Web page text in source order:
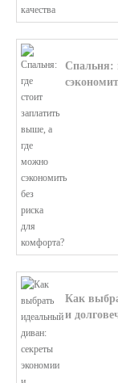
Спальня:
Как
и